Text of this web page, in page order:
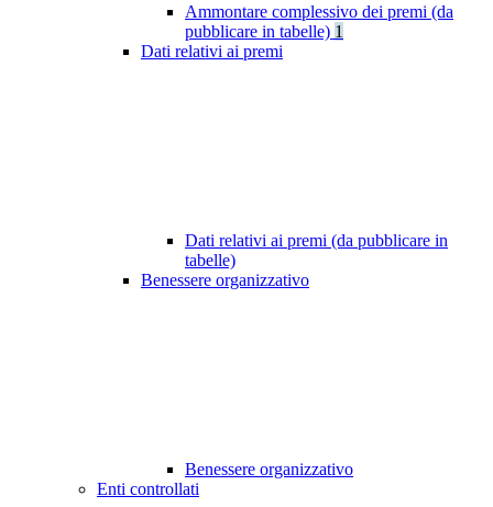
Ammontare complessivo dei premi (da
pubblicare in tabelle) 1
Dati relativi ai premi
Dati relativi ai premi (da pubblicare in
tabelle)
Benessere organizzativo
Benessere organizzativo
Enti controllati